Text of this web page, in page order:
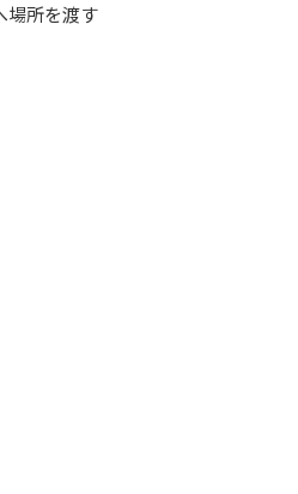
場所を渡す